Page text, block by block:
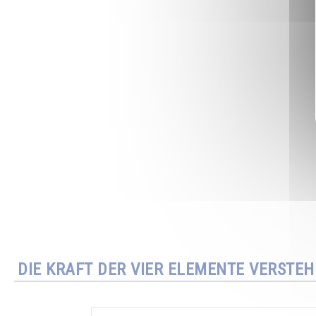
DIE KRAFT DER VIER ELEMENTE